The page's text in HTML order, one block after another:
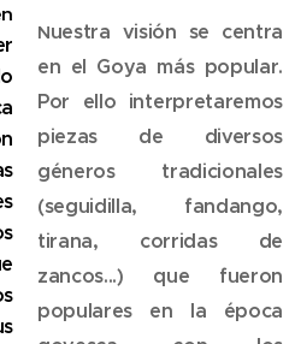
Nuestra visión se centra
en el Goya más popular.
Por ello interpretaremos
piezas de diversos
géneros tradicionales
(seguidilla, fandango,
tirana, corridas de
zancos...) que fueron
populares en la época